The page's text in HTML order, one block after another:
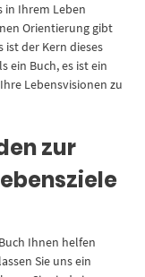
in Ihrem Leben
Orientierung gibt
ist der Kern dieses
ein Buch, es ist ein
Lebensvisionen zu
zur
Ihnen helfen
Sie uns ein